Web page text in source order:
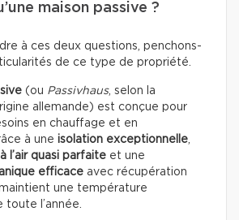
maison passive ?
à ces deux questions, penchons-
de ce type de propriété.
(ou Passivhaus, selon la
allemande) est conçue pour
en chauffage et en
à une isolation exceptionnelle,
l’air quasi parfaite et une
efficace avec récupération
une température
toute l’année.